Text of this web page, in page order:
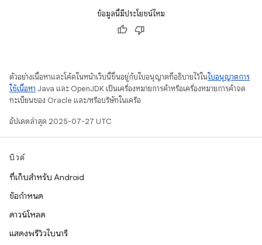
ข้อมูลนี้มีประโยชน์ไหม
ตัวอย่างเนื้อหาและโค้ดในหน้าเว็บนี้ขึ้นอยู่กับใบอนุญาตที่อธิบายไว้ในใบอนุญาตการ
ใช้เนื้อหา Java และ OpenJDK เป็นเครื่องหมายการค้าหรือเครื่องหมายการค้าจด
ทะเบียนของ Oracle และ/หรือบริษัทในเครือ
อัปเดตล่าสุด 2025-07-27 UTC
บิวด์
ที่เก็บสำหรับ Android
ข้อกำหนด
ดาวน์โหลด
แสดงพรีวิวไบนารี